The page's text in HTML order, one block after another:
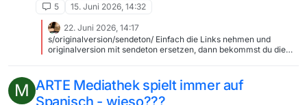
5 15. Juni 2026, 14:32
22. Juni 2026, 14:17
s/originalversion/sendeton/ Einfach die Links nehmen und
originalversion mit sendeton ersetzen, dann bekommst du die
80x720-50p-3200kbit.mp4
M ARTE Mediathek spielt immer auf
Spanisch - wieso???